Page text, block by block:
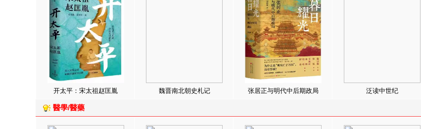
开太平：宋太祖赵匡胤 魏晋南北朝史札记 张居正与明代中后期政局 泛读中世纪
醫學/醫藥